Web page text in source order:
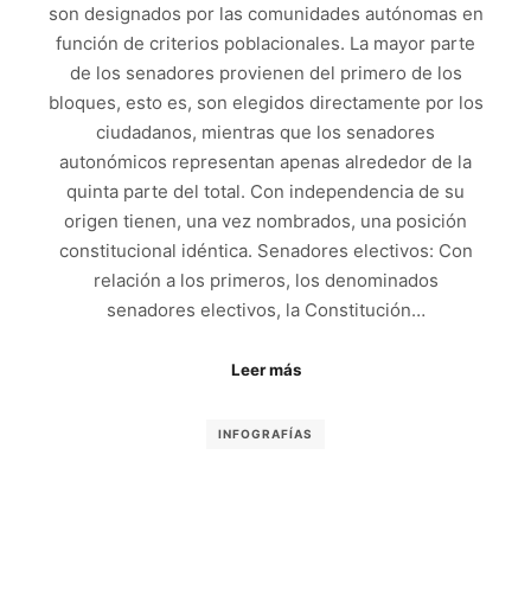
son designados por las comunidades autónomas en
función de criterios poblacionales. La mayor parte
de los senadores provienen del primero de los
bloques, esto es, son elegidos directamente por los
ciudadanos, mientras que los senadores
autonómicos representan apenas alrededor de la
quinta parte del total. Con independencia de su
origen tienen, una vez nombrados, una posición
constitucional idéntica. Senadores electivos: Con
relación a los primeros, los denominados
senadores electivos, la Constitución…
Leer más
INFOGRAFÍAS